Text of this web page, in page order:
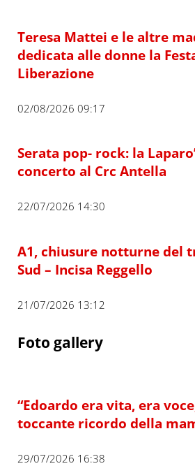
Teresa Mattei e le altre
dedicata alle donne la
Liberazione
02/08/2026 09:17
Serata pop- rock: la
concerto al Crc Antella
22/07/2026 14:30
A1, chiusure notturne del
Sud – Incisa Reggello
21/07/2026 13:12
Foto gallery
“Edoardo era vita, era
toccante ricordo della
29/07/2026 16:38